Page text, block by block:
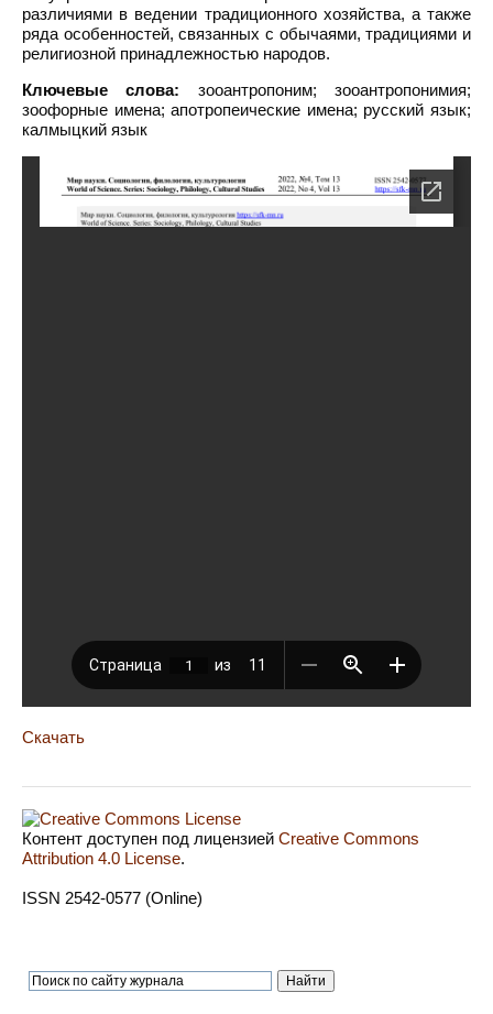
различиями в ведении традиционного хозяйства, а также
ряда особенностей, связанных с обычаями, традициями и
религиозной принадлежностью народов.
Ключевые слова: зооантропоним; зооантропонимия;
зоофорные имена; апотропеические имена; русский язык;
калмыцкий язык
Скачать
Контент доступен под лицензией Creative Commons
Attribution 4.0 License.
ISSN 2542-0577 (Online)